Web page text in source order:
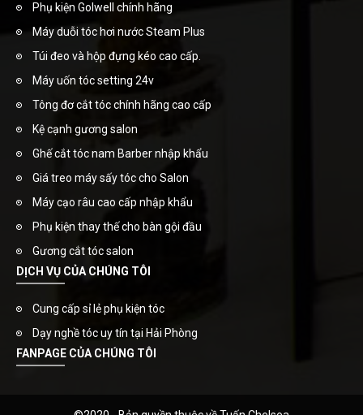
Phụ kiện Golwell chính hãng
Máy duỗi tóc hơi nước Steam Plus
Túi đeo và hộp đựng kéo cao cấp.
Máy uốn tóc setting 24v
Tông đơ cắt tóc chính hãng cao cấp
Kệ cạnh gương salon
Ghế cắt tóc nam Barber nhập khẩu
Giá treo máy sấy tóc cho Salon
Máy cạo râu cao cấp nhập khẩu
Phụ kiện thay thế cho bàn gội đầu
Gương cắt tóc salon
DỊCH VỤ CỦA CHÚNG TÔI
Cung cấp sỉ lẻ phụ kiện tóc
Dạy nghề tóc uy tín tại Hải Phòng
FANPAGE CỦA CHÚNG TÔI